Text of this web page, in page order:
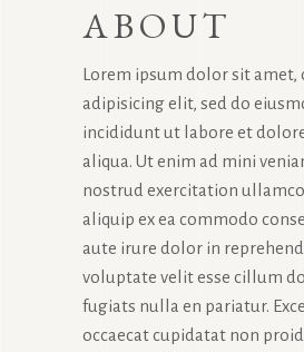
ABOUT
Lorem ipsum dolor sit amet,
adipisicing elit, sed do
incididunt ut labore et
aliqua. Ut enim ad mini
nostrud exercitation
aliquip ex ea commodo
aute irure dolor in
voluptate velit esse cillum
fugiats nulla en pariatur.
occaecat cupidatat non